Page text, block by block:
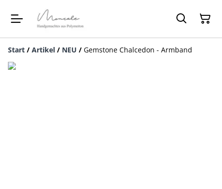
Start / Artikel / NEU / Gemstone Chalcedon - Armband